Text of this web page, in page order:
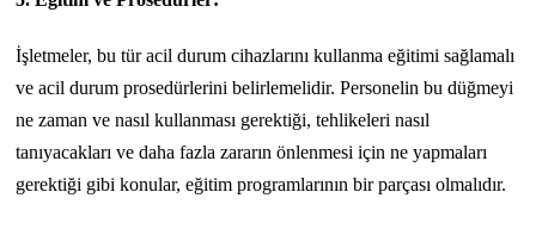
İşletmeler, bu tür acil durum cihazlarını kullanma eğitimi sağlamalı
ve acil durum prosedürlerini belirlemelidir. Personelin bu düğmeyi
ne zaman ve nasıl kullanması gerektiği, tehlikeleri nasıl
tanıyacakları ve daha fazla zararın önlenmesi için ne yapmaları
gerektiği gibi konular, eğitim programlarının bir parçası olmalıdır.